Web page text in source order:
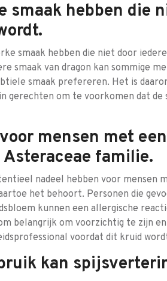
smaak hebben die
smaak hebben die niet door
smaak van dragon kan sommige
smaak prefereren. Het is
gerechten om te voorkomen dat de
mensen met
familie.
nadeel hebben voor mensen
het behoort. Personen die
kunnen een allergische
belangrijk om voorzichtig te zijn
voordat dit kruid
kan